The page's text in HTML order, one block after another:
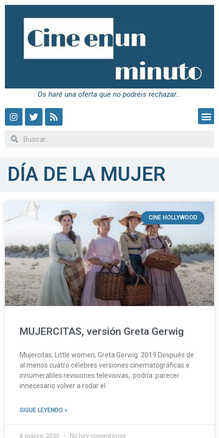
Os haré una oferta que no podréis rechazar...
DÍA DE LA MUJER
CINE HOLLYWOOD
MUJERCITAS, versión Greta Gerwig
Mujercitas, Little women, Greta Gerwig 2019 Después de
al menos cuatro célebres versiones cinematográficas e
innumerables revisiones televisivas, podría parecer
innecesario volver a rodar el
SIGUE LEYENDO »
8 marzo, 2020 No hay comentarios